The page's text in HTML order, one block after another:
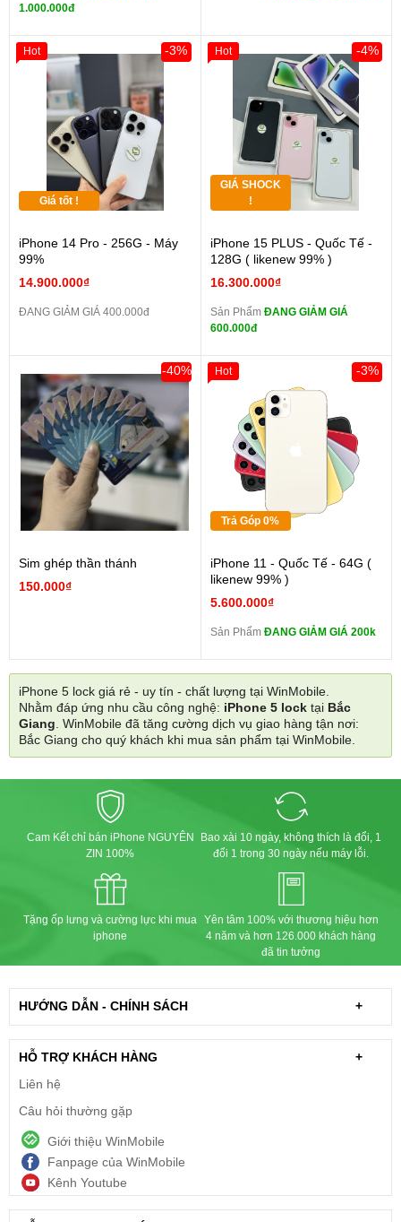
1.000.000đ
Giá tốt !
iPhone 14 Pro - 256G - Máy
99%
14.900.000₫
-3%
ĐANG GIẢM GIÁ 400.000đ
Hot
GIÁ SHOCK
!
iPhone 15 PLUS - Quốc Tế -
128G ( likenew 99% )
16.300.000₫
-4%
Sản Phẩm ĐANG GIẢM GIÁ
600.000đ
Hot
Sim ghép thần thánh
150.000₫
-40%
Trả Góp 0%
iPhone 11 - Quốc Tế - 64G (
likenew 99% )
5.600.000₫
-3%
Sản Phẩm ĐANG GIẢM GIÁ 200k
Hot
iPhone 5 lock giá rẻ - uy tín - chất lượng tại WinMobile.
Nhằm đáp ứng nhu cầu công nghệ: iPhone 5 lock tại Bắc
Giang. WinMobile đã tăng cường dịch vụ giao hàng tận nơi:
Bắc Giang cho quý khách khi mua sản phẩm tại WinMobile.
Cam Kết chỉ bán iPhone NGUYÊN
ZIN 100%
Bao xài 10 ngày, không thích là đổi, 1
đổi 1 trong 30 ngày nếu máy lỗi.
Tặng ốp lưng và cường lực khi mua
iphone
Yên tâm 100% với thương hiệu hơn
4 năm và hơn 126.000 khách hàng
đã tin tưởng
HƯỚNG DẪN - CHÍNH SÁCH +
HỖ TRỢ KHÁCH HÀNG
+
Liên hệ
Câu hỏi thường gặp
Giới thiệu WinMobile
Fanpage của WinMobile
Kênh Youtube